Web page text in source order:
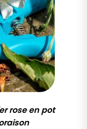
rose en pot